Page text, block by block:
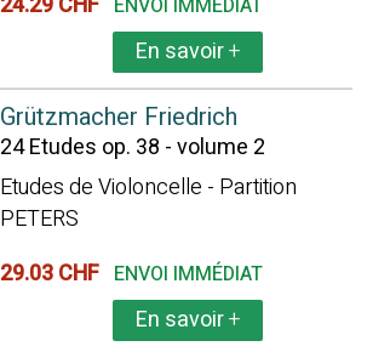
ENVOI IMMÉDIAT
En savoir+
Grützmacher Friedrich
24 Etudes op. 38 - volume 2
Etudes de Violoncelle - Partition
PETERS
29.03 CHF ENVOI IMMÉDIAT
En savoir+